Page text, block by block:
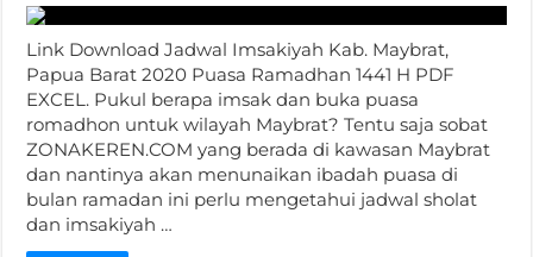
Link Download Jadwal Imsakiyah Kab. Maybrat,
Papua Barat 2020 Puasa Ramadhan 1441 H PDF
EXCEL. Pukul berapa imsak dan buka puasa
romadhon untuk wilayah Maybrat? Tentu saja sobat
ZONAKEREN.COM yang berada di kawasan Maybrat
dan nantinya akan menunaikan ibadah puasa di
bulan ramadan ini perlu mengetahui jadwal sholat
dan imsakiyah …